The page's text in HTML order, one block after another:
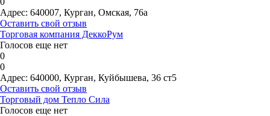
Адрес: 640007, Курган, Омская, 76а
Оставить свой отзыв
Торговая компания ДеккоРум
Голосов еще нет
0
0
Адрес: 640000, Курган, Куйбышева, 36 ст5
Оставить свой отзыв
Торговый дом Тепло Сила
Голосов еще нет